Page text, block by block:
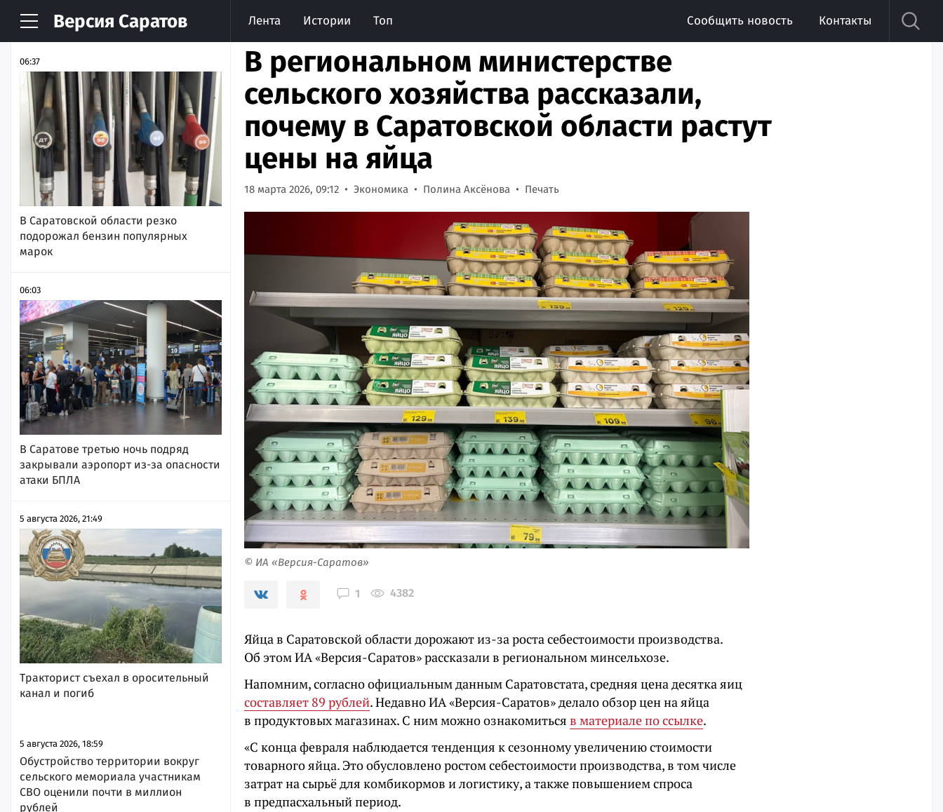
Версия Саратов Лента Истории Топ Сообщить новость Контакты
НОВОСТИ АРХИВ
06:37
В Саратовской области резко
подорожал бензин популярных
марок
06:03
В Саратове третью ночь подряд
закрывали аэропорт из-за опасности
атаки БПЛА
5 августа 2026, 21:49
Тракторист съехал в оросительный
канал и погиб
5 августа 2026, 18:59
Обустройство территории вокруг
сельского мемориала участникам
СВО оценили почти в миллион
рублей
В региональном министерстве
сельского хозяйства рассказали,
почему в Саратовской области растут
цены на яйца
18 марта 2026, 09:12 Экономика Полина Аксёнова Печать
© ИА «Версия-Саратов»
1 4382
Яйца в Саратовской области дорожают из-за роста себестоимости производства.
Об этом ИА «Версия-Саратов» рассказали в региональном минсельхозе.
Напомним, согласно официальным данным Саратовстата, средняя цена десятка яиц
составляет 89 рублей. Недавно ИА «Версия-Саратов» делало обзор цен на яйца
в продуктовых магазинах. С ним можно ознакомиться в материале по ссылке.
«С конца февраля наблюдается тенденция к сезонному увеличению стоимости
товарного яйца. Это обусловлено ростом себестоимости производства, в том числе
затрат на сырьё для комбикормов и логистику, а также повышением спроса
в предпасхальный период.